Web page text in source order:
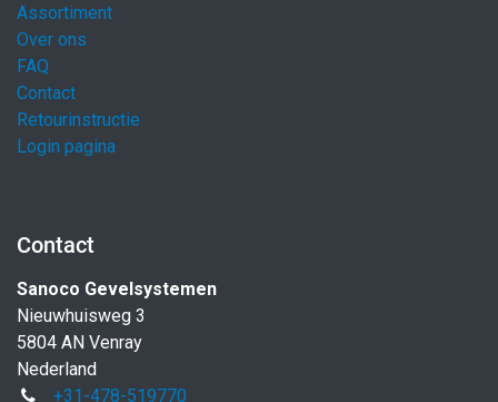
Assortiment
Over ons
FAQ
Contact
Retourinstructie
Login pagina
Contact
Sanoco Gevelsystemen
Nieuwhuisweg 3
5804 AN Venray
Nederland
+31-478-519770